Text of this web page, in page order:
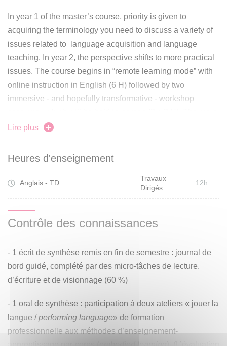
In year 1 of the master’s course, priority is given to
acquiring the terminology you need to discuss a variety of
issues related to language acquisition and language
teaching. In year 2, the perspective shifts to more practical
issues. The course begins in “remote learning mode” with
online instruction in English (6 H) followed by two
immersive - and hopefully transformative - workshop
objective is to experiment activities (in English) that you
French as a foreign or second language): slam poetry
using simple “tableau vivant” techniques, and much more.
Lire plus
Heures d'enseignement
Anglais - TD
Travaux
Dirigés
12h
Contrôle des connaissances
- 1 écrit de synthèse remis en fin de semestre : journal de
bord guidé, complété par des micro-tâches de lecture,
d’écriture et de visionnage (60 %)
- 1 oral de synthèse : participation à deux ateliers « jouer la
langue /performing language» de formation
professionnelle aux méthodes d’enseignement-